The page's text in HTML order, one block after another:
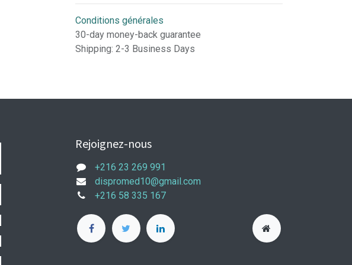
Conditions générales
30-day money-back guarantee
Shipping: 2-3 Business Days
Rejoignez-nous
+216 23 269 991
dispromed10@gmail.com
+216 58 335 167